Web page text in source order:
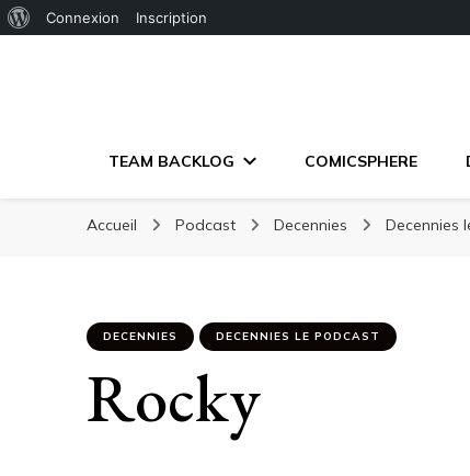
Connexion Inscription
TEAM BACKLOG COMICSPHERE
Accueil Podcast Decennies Decennies
DECENNIES DECENNIES LE PODCAST
Rocky